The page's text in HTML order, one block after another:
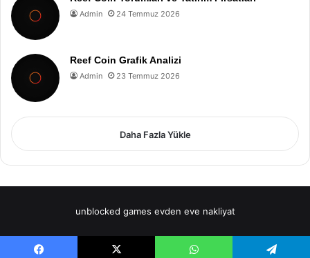
Admin 24 Temmuz 2026
Reef Coin Grafik Analizi
Admin 23 Temmuz 2026
Daha Fazla Yükle
unblocked games evden eve nakliyat